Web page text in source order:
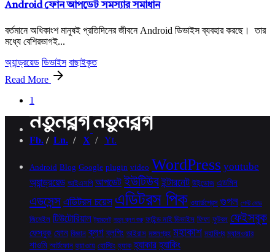
Android ফোন আপডেট সমস্যার সমাধান
বর্তমানে অধিকাংশ মানুষই প্রতিদিনের জীবনে Android ডিভাইস ব্যবহার করছে। তার
মধ্যে বেশিরভাগই...
অ্যান্ড্রয়েড ডিভাইস বাছাইকৃত
Read More
1
Fb. / Ln. / X / Yt.
Android Blog Google plugin video WordPress youtube
অ্যান্ড্রয়েড আইএসপি আপডেট ইউটিউব ইন্টারনেট উইন্ডোজ এডমিন
এডসেন্স এডিটরস চয়েস এডিটরস পিক ওয়ার্ডপ্রেস গুগল গেস্ট মোড
জিমেইল টিউটোরিয়াল ট্যাবলেট নতুন ব্লগ শুরু ফাইন্ড মাই ডিভাইস ফিফা ফুটবল ফেইসবুক
ফেসবুক ফোন বিজ্ঞান ব্লগ ব্লগিং ভাইরাস মঙ্গলগ্রহ মহাকাশ মহাবিশ্ব ম্যালওয়ার
শাওমি স্মার্টফোন হুয়াওয়ে হোস্টিং হ্যাক হ্যাকার হ্যাকিং